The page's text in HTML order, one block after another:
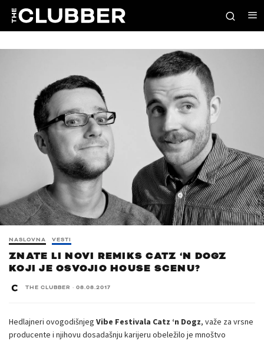
NASLOVNA VESTI
ZNATE LI NOVI REMIKS CATZ ‘N DOGZ
KOJI JE OSVOJIO HOUSE SCENU?
THE CLUBBER · 08.08.2017
Hedlajneri ovogodišnjeg Vibe Festivala Catz ‘n Dogz, važe za vrsne
producente i njihovu dosadašnju karijeru obeležilo je mnoštvo